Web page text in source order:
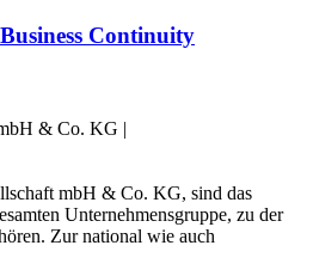
Continuity
& Co. KG |
mbH & Co. KG, sind das
Unternehmensgruppe, zu der
Zur national wie auch